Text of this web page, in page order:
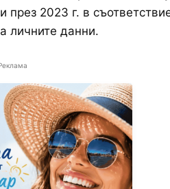
през 2023 г. в
личните данни.